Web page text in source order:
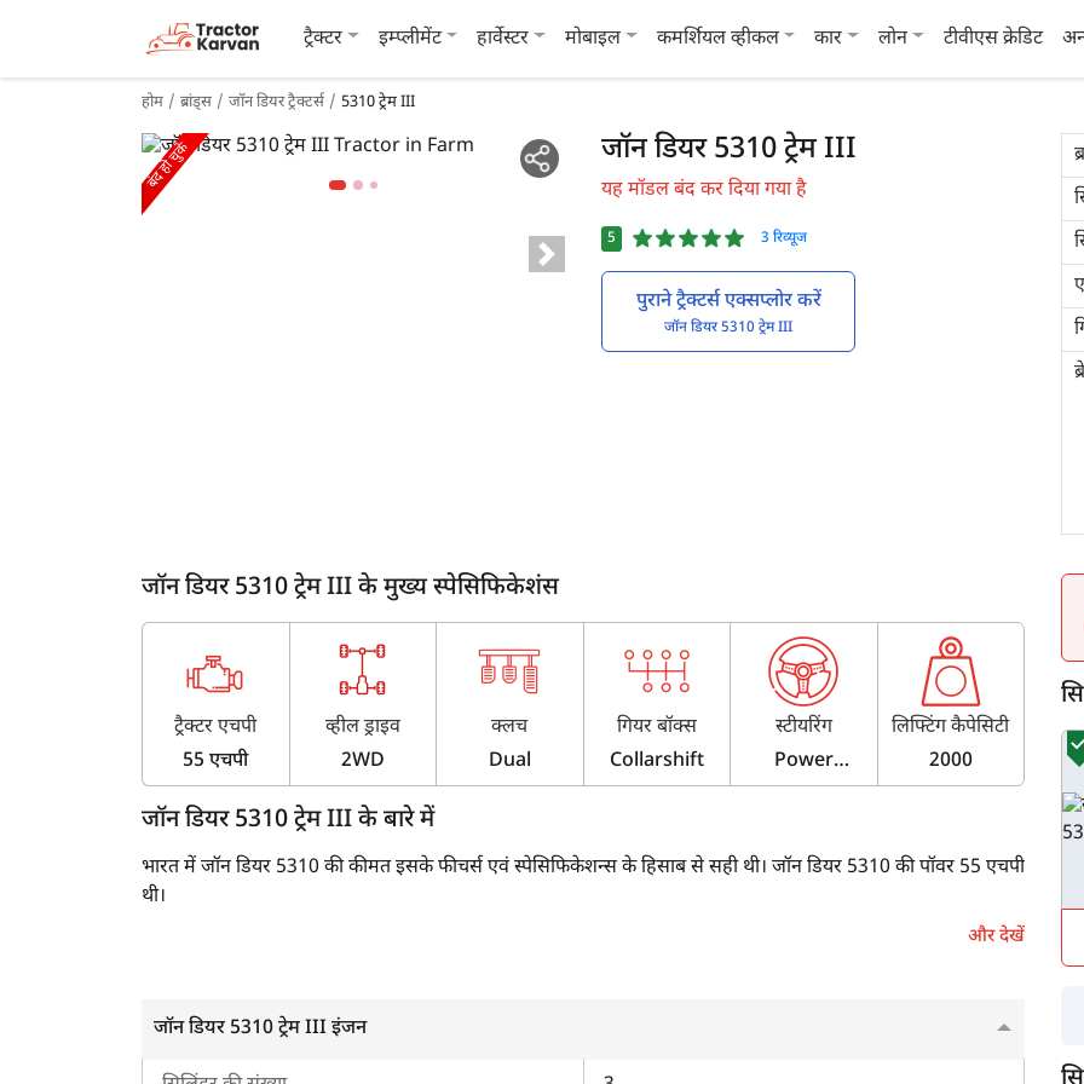
ट्रैक्टर इम्प्लीमेंट हार्वेस्टर मोबाइल कमर्शियल व्हीकल कार लोन टीवीएस क्रेडिट
होम ब्रांड्स जॉन डियर ट्रैक्टर्स 5310 ट्रेम III
बंद हो चुके जॉन डियर 5310 ट्रेम III
यह मॉडल बंद कर दिया गया है
5 3 रिव्यूज
पुराने ट्रैक्टर्स एक्सप्लोर करें
जॉन डियर 5310 ट्रेम III
जॉन डियर 5310 ट्रेम III के मुख्य स्पेसिफिकेशंस
ट्रैक्टर एचपी
55 एचपी
व्हील ड्राइव
2WD
क्लच
Dual
गियर बॉक्स
Collarshift
स्टीयरिंग
Power
Steering
लिफ्टिंग कैपेसिटी
2000
जॉन डियर 5310 ट्रेम III के बारे में
भारत में जॉन डियर 5310 की कीमत इसके फीचर्स एवं स्पेसिफिकेशन्स के हिसाब से सही थी। जॉन डियर 5310 की पॉवर 55 एचपी
थी।
जॉन डियर 5310 ट्रेम III का इंजन
और देखें
जॉन डियर 5310 ट्रेम III इंजन